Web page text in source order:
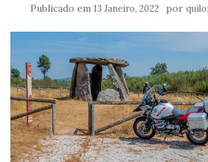
Publicado em 13 Janeiro, 2022 por